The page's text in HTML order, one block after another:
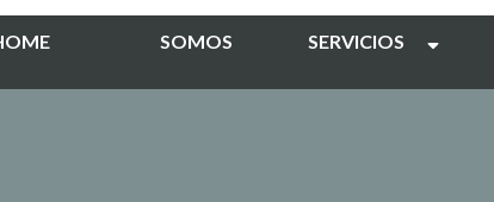
SOMOS SERVICIOS